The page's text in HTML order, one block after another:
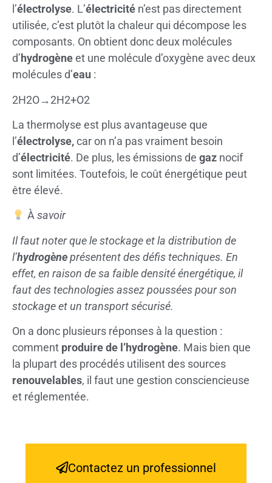
l’électrolyse. L’électricité n’est pas directement
utilisée, c’est plutôt la chaleur qui décompose les
composants. On obtient donc deux molécules
d’hydrogèneet une molécule d’oxygène avec deux
molécules d’eau :
2H2O→2H2+O2
La thermolyse est plus avantageuse que
l’électrolyse,car on n’a pas vraiment besoin
d’électricité. De plus, les émissions de gaz nocif
sont limitées. Toutefois, le coût énergétique peut
être élevé.
Àsavoir
Il faut noter que le stockage et la distribution de
l’hydrogèneprésentent des défis techniques. En
effet, en raison de sa faible densité énergétique, il
faut des technologies assez poussées pour son
stockage et un transport sécurisé.
On a donc plusieurs réponses à la question :
comment produire de l’hydrogène. Mais bien que
la plupart des procédés utilisent des sources
renouvelables, il faut une gestion consciencieuse
et réglementée.
Contactez un professionnel